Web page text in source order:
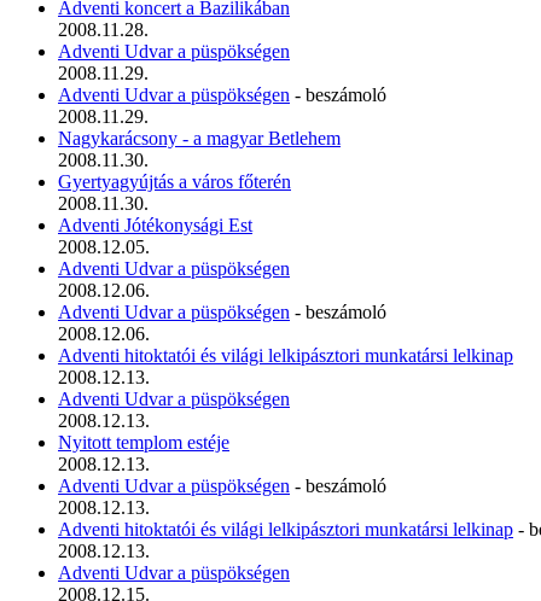
Adventi koncert a Bazilikában
2008.11.28.
Adventi Udvar a püspökségen
2008.11.29.
Adventi Udvar a püspökségen - beszámoló
2008.11.29.
Nagykarácsony - a magyar Betlehem
2008.11.30.
Gyertyagyújtás a város főterén
2008.11.30.
Adventi Jótékonysági Est
2008.12.05.
Adventi Udvar a püspökségen
2008.12.06.
Adventi Udvar a püspökségen - beszámoló
2008.12.06.
Adventi hitoktatói és világi lelkipásztori munkatársi lelkinap
2008.12.13.
Adventi Udvar a püspökségen
2008.12.13.
Nyitott templom estéje
2008.12.13.
Adventi Udvar a püspökségen - beszámoló
2008.12.13.
Adventi hitoktatói és világi lelkipásztori munkatársi lelkinap -
2008.12.13.
Adventi Udvar a püspökségen
2008.12.15.